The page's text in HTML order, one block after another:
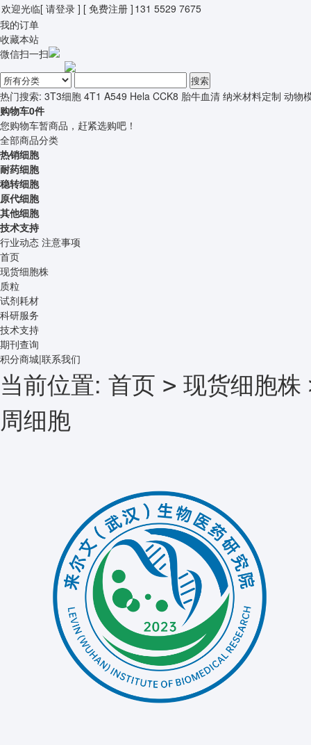
欢迎光临[ 请登录 ] [ 免费注册 ] 131 5529 7675
我的订单
收藏本站
微信扫一扫
搜索
热门搜索: 3T3细胞 4T1 A549 Hela CCK8 胎牛血清 纳米材料定制 动物
购物车0件
您购物车暂商品，赶紧选购吧！
全部商品分类
热销细胞
耐药细胞
稳转细胞
原代细胞
其他细胞
技术支持
行业动态 注意事项
首页
现货细胞株
质粒
试剂耗材
科研服务
技术支持
期刊查询
积分商城|联系我们
当前位置: 首页 > 现货细胞株
周细胞